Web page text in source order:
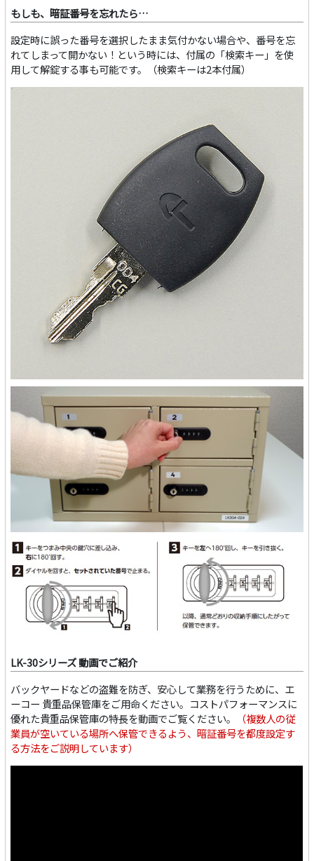
もしも、暗証番号を忘れたら…
設定時に誤った番号を選択したまま気付かない場合や、番号を忘
れてしまって開かない！という時には、付属の「検索キー」を使
用して解錠する事も可能です。（検索キーは2本付属）
LK-30シリーズ 動画でご紹介
バックヤードなどの盗難を防ぎ、安心して業務を行うために、エ
ーコー 貴重品保管庫をご用命ください。コストパフォーマンスに
優れた貴重品保管庫の特長を動画でご覧ください。
（複数人の従
業員が空いている場所へ保管できるよう、暗証番号を都度設定す
る方法をご説明しています）